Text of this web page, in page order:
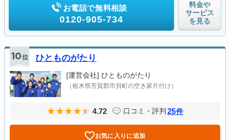
お電話で無料相談
0120-905-734
料金や
サービス
を見る
10位 ひとものがたり
[運営会社] ひとものがたり
（栃木県芳賀郡市貝町の空き家片付け）
4.72 口コミ・評判 25件
お気に入りに追加